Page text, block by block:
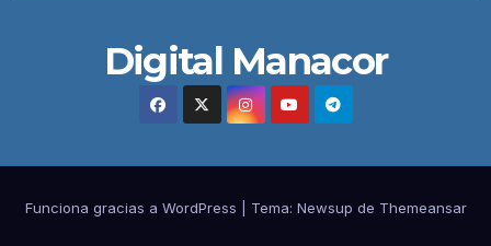
Digital Manacor
Funciona gracias a WordPress Tema: Newsup de Themeansar